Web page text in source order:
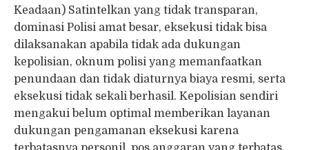
Keadaan) Satintelkan yang tidak transparan,
dominasi Polisi amat besar, eksekusi tidak bisa
dilaksanakan apabila tidak ada dukungan
kepolisian, oknum polisi yang memanfaatkan
penundaan dan tidak diaturnya biaya resmi, serta
eksekusi tidak sekali berhasil. Kepolisian sendiri
mengakui belum optimal memberikan layanan
dukungan pengamanan eksekusi karena